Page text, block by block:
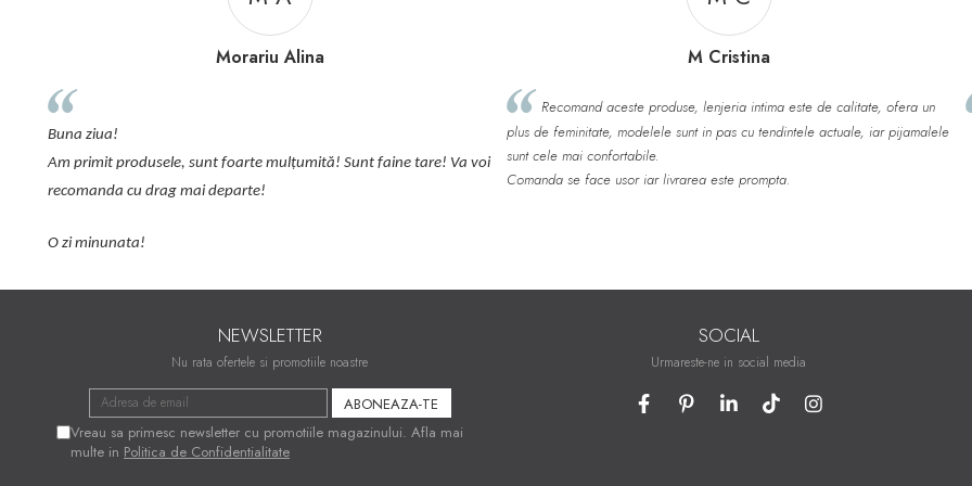
Morariu Alina
produsele, sunt foarte mulțumită! Sunt faine tare! Va voi
cu drag mai departe!
M Cristina
Recomand aceste produse, lenjeria intima este de calitate, ofera un
plus de feminitate, modelele sunt in pas cu tendintele actuale, iar pijamalele
sunt cele mai confortabile.
Comanda se face usor iar livrarea este prompta.
Calitate
NEWSLETTER
Nu rata ofertele si promotiile noastre
Vreau sa primesc newsletter cu promotiile magazinului. Afla mai
multe in Politica de Confidentialitate
SOCIAL
Urmareste-ne in social media